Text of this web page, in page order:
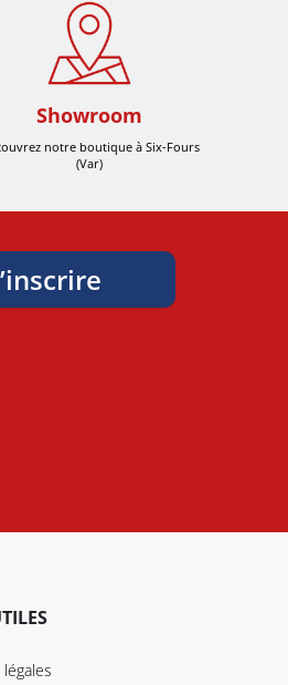
Showroom
notre boutique à Six-Fours
(Var)